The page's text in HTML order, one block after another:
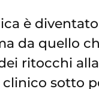
è
da quello
ritocchi
sotto